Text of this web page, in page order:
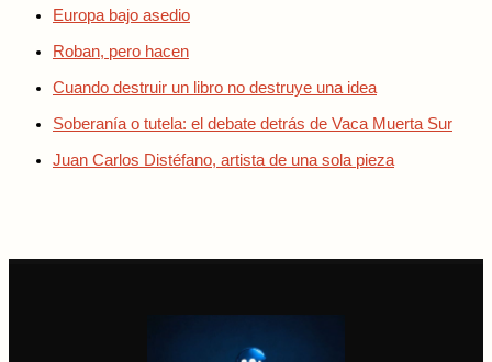
Europa bajo asedio
Roban, pero hacen
Cuando destruir un libro no destruye una idea
Soberanía o tutela: el debate detrás de Vaca Muerta Sur
Juan Carlos Distéfano, artista de una sola pieza